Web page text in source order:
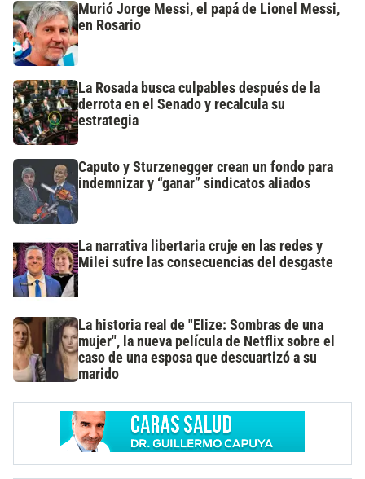
Murió Jorge Messi, el papá de Lionel Messi,
en Rosario
La Rosada busca culpables después de la
derrota en el Senado y recalcula su
estrategia
Caputo y Sturzenegger crean un fondo para
indemnizar y “ganar” sindicatos aliados
La narrativa libertaria cruje en las redes y
Milei sufre las consecuencias del desgaste
La historia real de "Elize: Sombras de una
mujer", la nueva película de Netflix sobre el
caso de una esposa que descuartizó a su
marido